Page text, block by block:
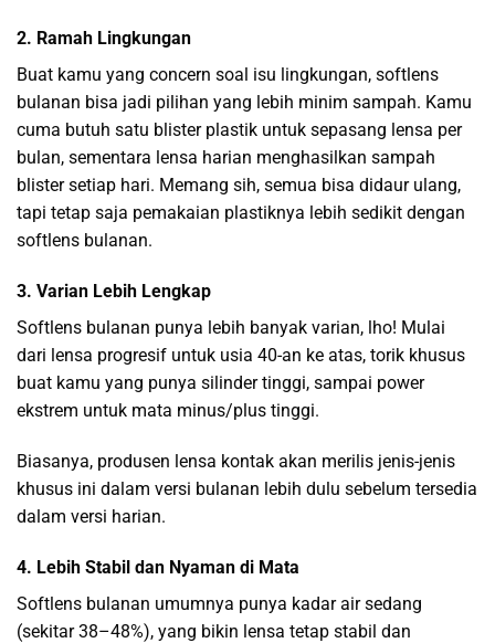
2. Ramah Lingkungan
Buat kamu yang concern soal isu lingkungan, softlens
bulanan bisa jadi pilihan yang lebih minim sampah. Kamu
cuma butuh satu blister plastik untuk sepasang lensa per
bulan, sementara lensa harian menghasilkan sampah
blister setiap hari. Memang sih, semua bisa didaur ulang,
tapi tetap saja pemakaian plastiknya lebih sedikit dengan
softlens bulanan.
3. Varian Lebih Lengkap
Softlens bulanan punya lebih banyak varian, lho! Mulai
dari lensa progresif untuk usia 40-an ke atas, torik khusus
buat kamu yang punya silinder tinggi, sampai power
ekstrem untuk mata minus/plus tinggi.
Biasanya, produsen lensa kontak akan merilis jenis-jenis
khusus ini dalam versi bulanan lebih dulu sebelum tersedia
dalam versi harian.
4. Lebih Stabil dan Nyaman di Mata
Softlens bulanan umumnya punya kadar air sedang
(sekitar 38–48%), yang bikin lensa tetap stabil dan